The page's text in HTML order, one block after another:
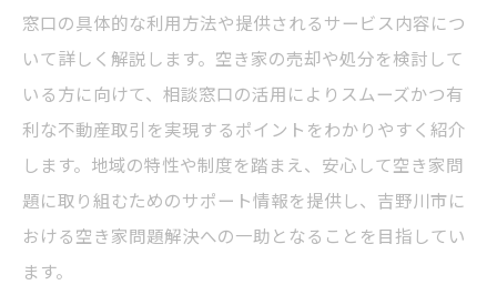
窓口の具体的な利用方法や提供されるサービス内容につ
いて詳しく解説します。空き家の売却や処分を検討して
いる方に向けて、相談窓口の活用によりスムーズかつ有
利な不動産取引を実現するポイントをわかりやすく紹介
します。地域の特性や制度を踏まえ、安心して空き家問
題に取り組むためのサポート情報を提供し、吉野川市に
おける空き家問題解決への一助となることを目指してい
ます。